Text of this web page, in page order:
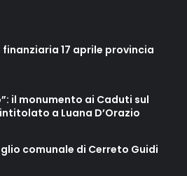
17 aprile provincia
il monumento ai Caduti sul
a Luana D’Orazio
comunale di Cerreto Guidi